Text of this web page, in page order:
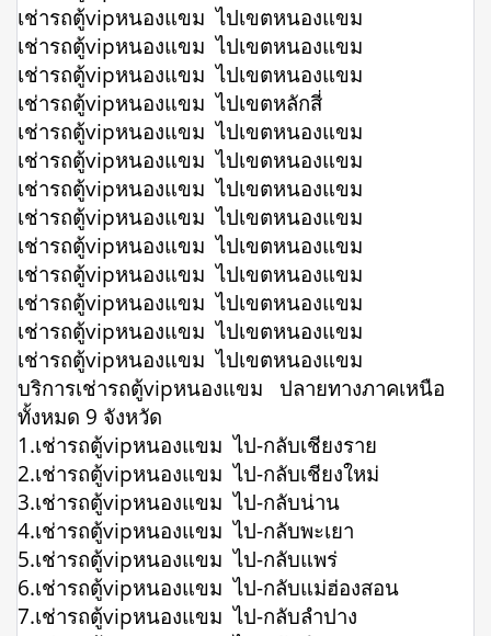
เช่ารถตู้vipหนองแขม ไปเขตหนองแขม
เช่ารถตู้vipหนองแขม ไปเขตหนองแขม
เช่ารถตู้vipหนองแขม ไปเขตหนองแขม
เช่ารถตู้vipหนองแขม ไปเขตหลักสี่
เช่ารถตู้vipหนองแขม ไปเขตหนองแขม
เช่ารถตู้vipหนองแขม ไปเขตหนองแขม
เช่ารถตู้vipหนองแขม ไปเขตหนองแขม
เช่ารถตู้vipหนองแขม ไปเขตหนองแขม
เช่ารถตู้vipหนองแขม ไปเขตหนองแขม
เช่ารถตู้vipหนองแขม ไปเขตหนองแขม
เช่ารถตู้vipหนองแขม ไปเขตหนองแขม
เช่ารถตู้vipหนองแขม ไปเขตหนองแขม
เช่ารถตู้vipหนองแขม ไปเขตหนองแขม
บริการเช่ารถตู้vipหนองแขม ปลายทางภาคเหนือ
ทั้งหมด 9 จังหวัด
1.เช่ารถตู้vipหนองแขม ไป-กลับเชียงราย
2.เช่ารถตู้vipหนองแขม ไป-กลับเชียงใหม่
3.เช่ารถตู้vipหนองแขม ไป-กลับน่าน
4.เช่ารถตู้vipหนองแขม ไป-กลับพะเยา
5.เช่ารถตู้vipหนองแขม ไป-กลับแพร่
6.เช่ารถตู้vipหนองแขม ไป-กลับแม่ฮ่องสอน
7.เช่ารถตู้vipหนองแขม ไป-กลับลำปาง